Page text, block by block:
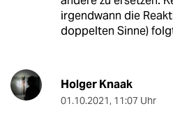
irgendwann die
doppelten Sinne)
Holger Knaak
01.10.2021, 11:07 Uhr